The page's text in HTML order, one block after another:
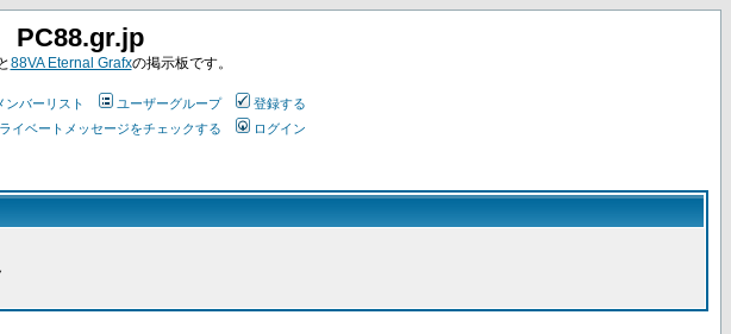
PC88.gr.jp
88VA Eternal Grafxの掲示板です。
ンバーリスト ユーザーグループ
登録する
イベートメッセージをチェックする ログイン